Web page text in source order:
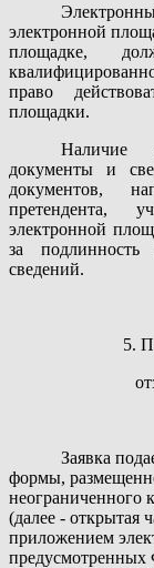
электронной
площадке,
право
площадки.
Наличие
документы и
документов,
претендента,
электронной
за
сведений.
5.
Заявка
формы,
неограниченного
(далее - открытая
приложением
предусмотренных